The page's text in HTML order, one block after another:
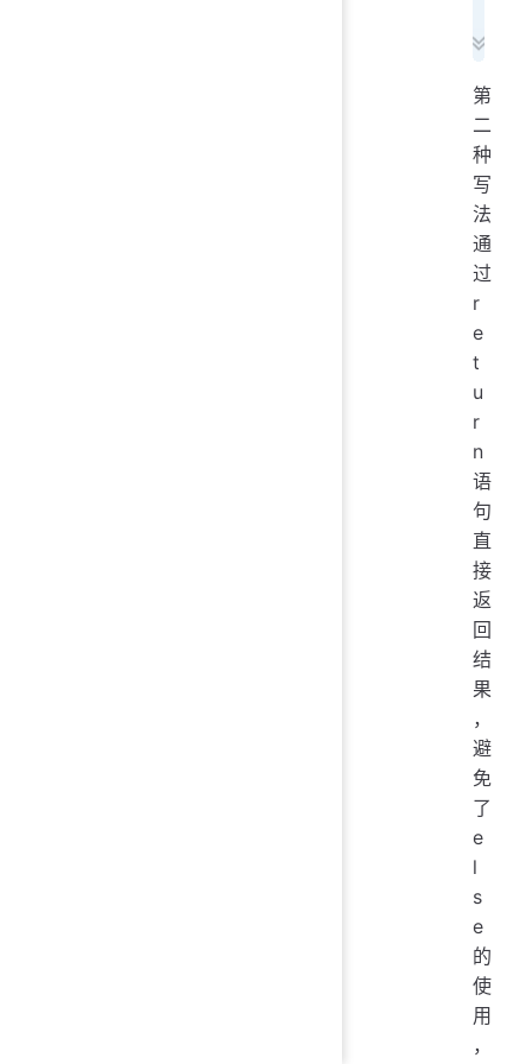
第
二
种
写
法
通
过
r
e
t
u
r
n
语
句
直
接
返
回
结
果
，
避
免
了
e
l
s
e
的
使
用
，